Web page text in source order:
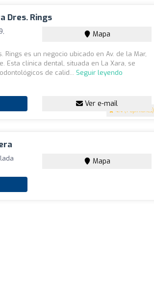
Dres. Rings
4.4 (7 opiniones)
Mapa
Rings es un negocio ubicado en Av. de la Mar,
Esta clínica dental, situada en La Xara, se
de calid... Seguir leyendo
Ver e-mail
Mapa